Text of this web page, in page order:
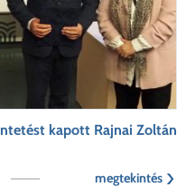
kapott Rajnai Zoltán
megtekintés